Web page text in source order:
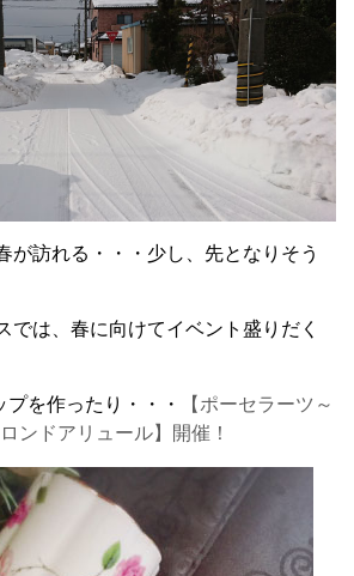
が訪れる・・・少し、先となりそう
では、春に向けてイベント盛りだく
を作ったり・・・
【ポーセラーツ～
ンドアリュール】開催！